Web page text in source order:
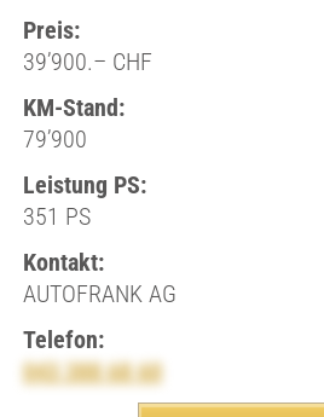
Preis:
39’900.– CHF
KM-Stand:
79’900
Leistung PS:
351 PS
Kontakt:
AUTOFRANK AG
Telefon:
043 388 68 60